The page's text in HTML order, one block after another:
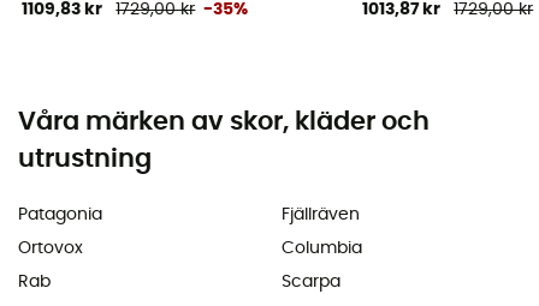
1109,83 kr 1729,00 kr -35% 1013,87 kr 1729,00 kr
Våra märken av skor, kläder och
utrustning
Patagonia
Ortovox
Rab
Fjällräven
Columbia
Scarpa